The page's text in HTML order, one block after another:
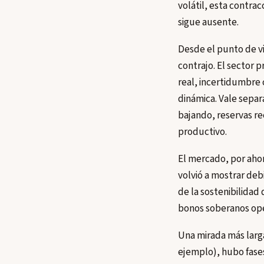
volátil, esta
sigue ausente.
Desde el punto de
contrajo. El sector
real, incertidumbre
dinámica. Vale
bajando, reservas
productivo.
El mercado, por
volvió a mostrar
de la sostenibilidad
bonos soberanos
Una mirada más
ejemplo), hubo